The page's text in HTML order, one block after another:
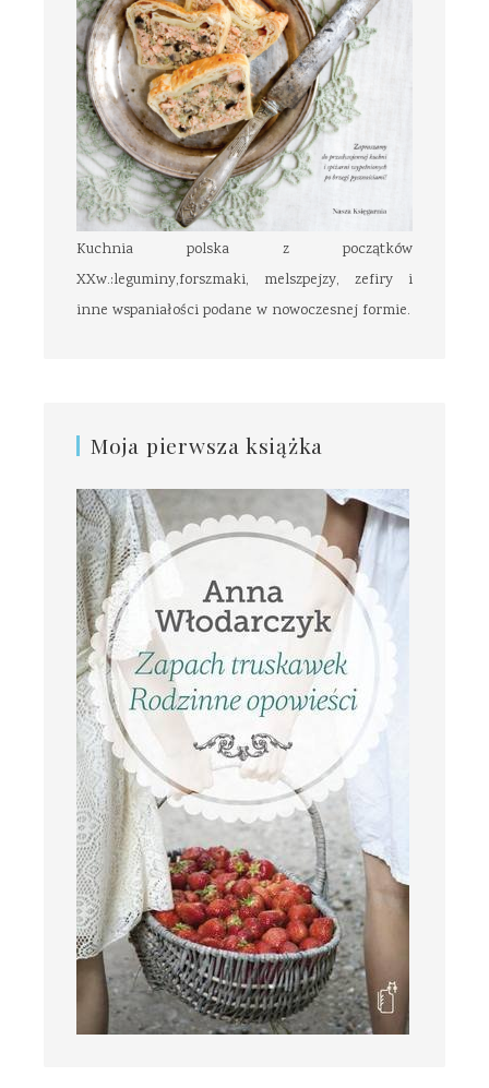
Kuchnia polska z początków
XXw.:leguminy,forszmaki, melszpejzy, zefiry i
inne wspaniałości podane w nowoczesnej formie.
Moja pierwsza książka